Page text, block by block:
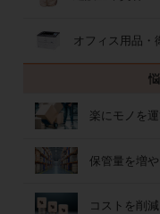
オフィス用品・
楽にモノを
保管量を増
コストを削